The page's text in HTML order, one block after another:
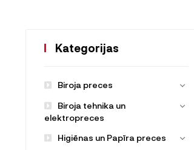
Kategorijas
Biroja preces
Biroja tehnika un
elektropreces
Higiēnas un Papīra preces